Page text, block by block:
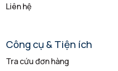
Liên hệ
Công cụ & Tiện ích
Tra cứu đơn hàng